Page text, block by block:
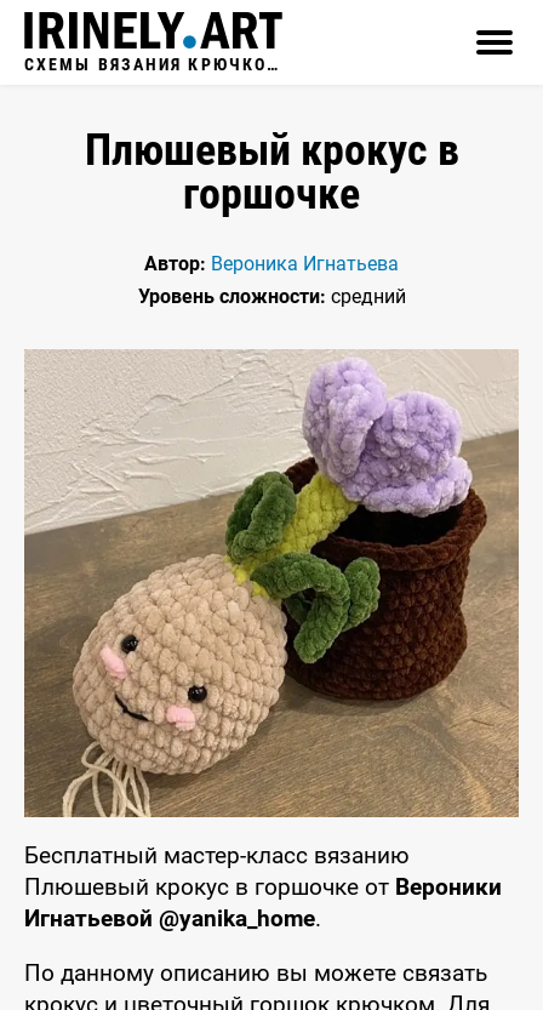
СХЕМЫ ВЯЗАНИЯ КРЮЧКОМ
Плюшевый крокус в
горшочке
Автор: Вероника Игнатьева
Уровень сложности: средний
Бесплатный мастер-класс вязанию
Плюшевый крокус в горшочке от Вероники
Игнатьевой @yanika_home.
По данному описанию вы можете связать